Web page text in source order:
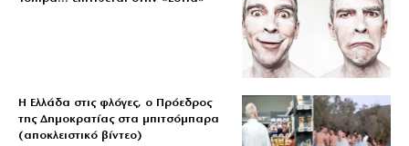
Η Ελλάδα στις φλόγες, ο Πρόεδρος
της Δημοκρατίας στα μπιτσόμπαρα
(αποκλειστικό βίντεο)